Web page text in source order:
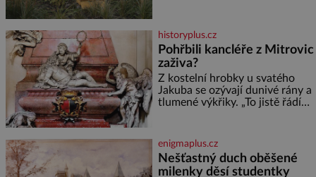
medu – zhruba jednu čajovou
lžičku. Sama o sobě se může
zdát bezvýznamná. Teprve když
se spojí s dalšími desítkami tisíc
příslušnic svého včelstva,
vznikne jeden z
nejdokonalejších organismů
historyplus.cz
Pohřbili kancléře z Mitrovic
zaživa?
Z kostelní hrobky u svatého
Jakuba se ozývají dunivé rány a
tlumené výkřiky. „To jistě řádí
nikdo neodvážil podzemní
hrobku otevřít a její poklop tak
raději jen skrápí svěcenou
vodou. Za několik dní divné
enigmaplus.cz
Nešťastný duch oběšené
milenky děsí studentky